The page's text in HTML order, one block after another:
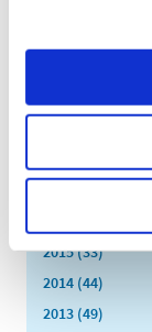
2015 (33)
2014 (44)
2013 (49)